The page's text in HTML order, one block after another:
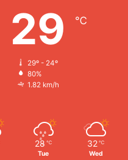
29 ℃
29º - 24º
80%
1.82 km/h
28 ℃
Tue
32 ℃
Wed